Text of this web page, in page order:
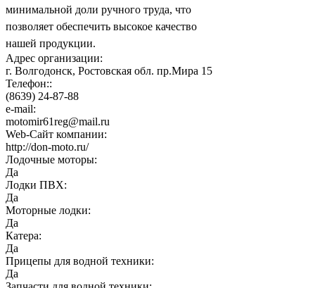
минимальной доли ручного труда, что
позволяет обеспечить высокое качество
нашей продукции.
Адрес организации:
г. Волгодонск, Ростовская обл. пр.Мира 15
Телефон::
(8639) 24-87-88
e-mail:
motomir61reg@mail.ru
Web-Сайт компании:
http://don-moto.ru/
Лодочные моторы:
Да
Лодки ПВХ:
Да
Моторные лодки:
Да
Катера:
Да
Прицепы для водной техники:
Да